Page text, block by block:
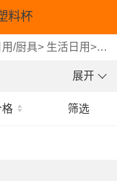
料杯
/厨具> 生活日用> 塑
展开
格 筛选